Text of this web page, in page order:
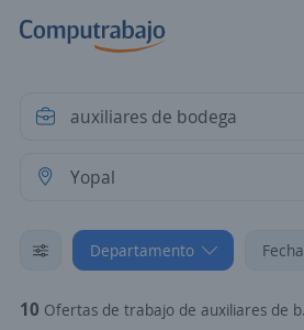
Departamento Fecha
10 Ofertas de trabajo de auxiliares de bodega en Yopal, Casanare